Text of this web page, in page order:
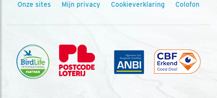
Onze sites Mijn privacy Cookieverklaring Colofon